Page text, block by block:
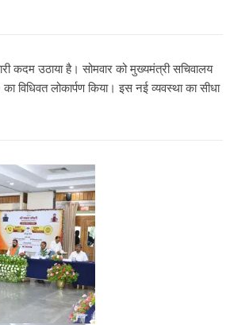
उठाया है। सोमवार को मुख्यमंत्री सचिवालय
का विधिवत लोकार्पण किया। इस नई व्यवस्था का सीधा